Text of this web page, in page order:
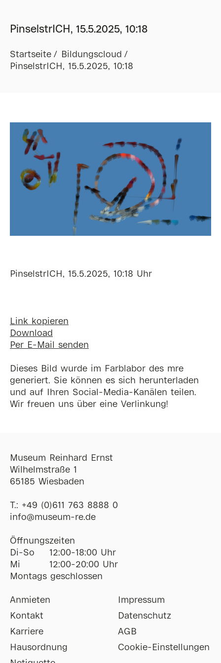
PinselstrICH, 15.5.2025, 10:18
Startseite
Bildungscloud
PinselstrICH, 15.5.2025, 10:18
PinselstrICH, 15.5.2025, 10:18 Uhr
Link kopieren
Download
Per E-Mail senden
Dieses Bild wurde im Farblabor des mre
generiert. Sie können es sich herunterladen
und auf Ihren Social-Media-Kanälen teilen.
Wir freuen uns über eine Verlinkung!
Museum Reinhard Ernst
Wilhelmstraße 1
65185 Wiesbaden
T.: +49 (0)611 763 8888 0
ofni@museum-re de
Öffnungszeiten
Di-So
12:00-18:00 Uhr
Mi
12:00-20:00 Uhr
Montags geschlossen
Anmieten
Kontakt
Karriere
Hausordnung
Impressum
Datenschutz
AGB
Cookie-Einstellungen